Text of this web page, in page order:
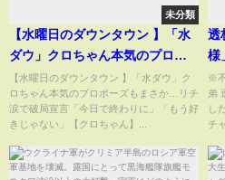
未分類
【水曜日のダウンタウン 】「水
ダウ」クロちゃん本気のプロポ
ーズもまさか…リチ涙で破局宣
言「今日で終わりに」「もう好
きじゃない」【クロちゃん】
【水曜日のダウンタウン 】「水ダウ」ク
ロちゃん本気のプロポーズもまさか…リチ
涙で破局宣言「今日で終わりに」「もう好
きじゃない」【クロちゃん】...
透
様
あ
析
※
弟
し
チ